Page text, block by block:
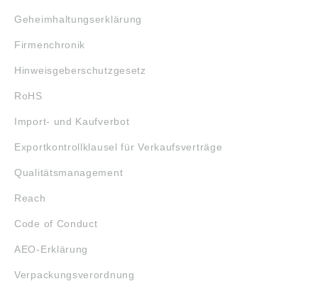
Geheimhaltungserklärung
Firmenchronik
Hinweisgeberschutzgesetz
RoHS
Import- und Kaufverbot
Exportkontrollklausel für Verkaufsverträge
Qualitätsmanagement
Reach
Code of Conduct
AEO-Erklärung
Verpackungsverordnung